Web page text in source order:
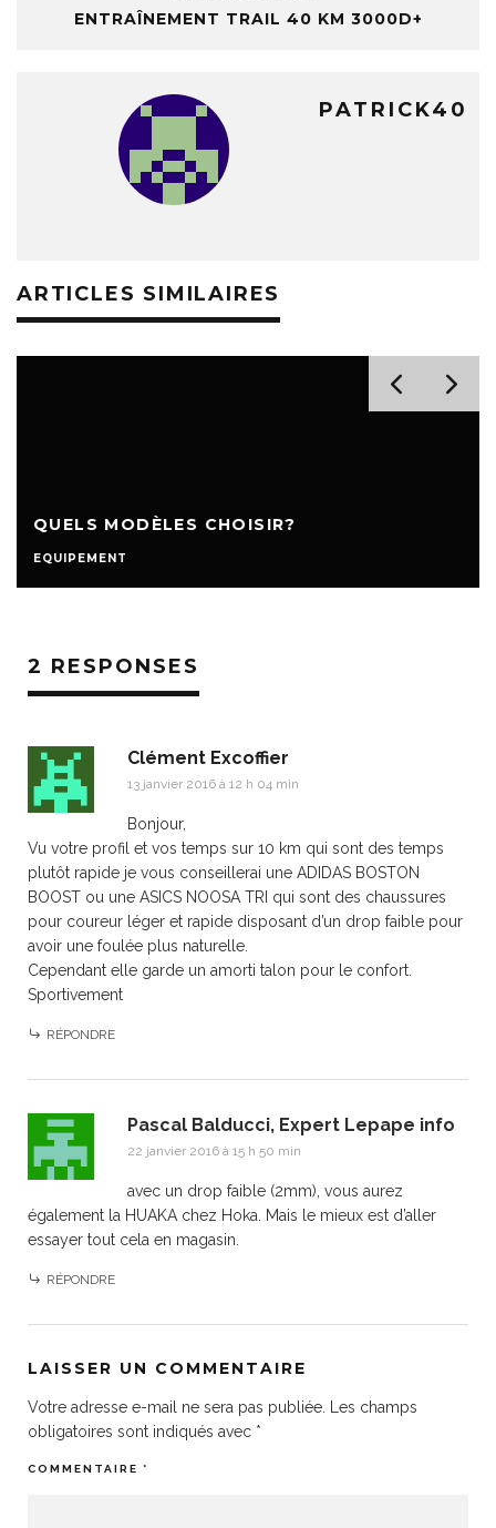
ENTRAÎNEMENT TRAIL 40 KM 3000D+
PATRICK40
ARTICLES SIMILAIRES
QUELS MODÈLES CHOISIR?
EQUIPEMENT
2 RESPONSES
Clément Excoffier
13 janvier 2016 à 12 h 04 min
Bonjour,
Vu votre profil et vos temps sur 10 km qui sont des temps
plutôt rapide je vous conseillerai une ADIDAS BOSTON
BOOST ou une ASICS NOOSA TRI qui sont des chaussures
pour coureur léger et rapide disposant d’un drop faible pour
avoir une foulée plus naturelle.
Cependant elle garde un amorti talon pour le confort.
Sportivement
RÉPONDRE
Pascal Balducci, Expert Lepape info
22 janvier 2016 à 15 h 50 min
avec un drop faible (2mm), vous aurez
également la HUAKA chez Hoka. Mais le mieux est d’aller
essayer tout cela en magasin.
RÉPONDRE
LAISSER UN COMMENTAIRE
Votre adresse e-mail ne sera pas publiée.
Les champs
obligatoires sont indiqués avec *
COMMENTAIRE *